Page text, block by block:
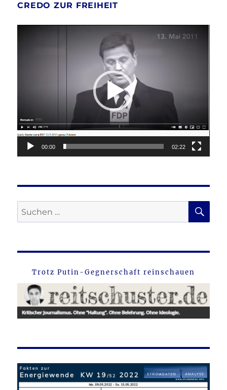
CREDO ZUR FREIHEIT
00:00 02:22
Suche
nach:
Trotz Putin-Gegnerschaft reinschauen